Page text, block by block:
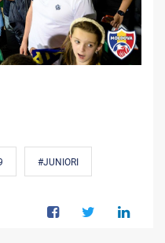
#JUNIORI